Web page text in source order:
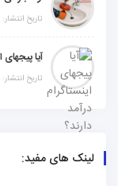
تاریخ انتشار: 24 آذر 1404
تاریخ انتشار: 19 آذر 1404
لینک های مفید: